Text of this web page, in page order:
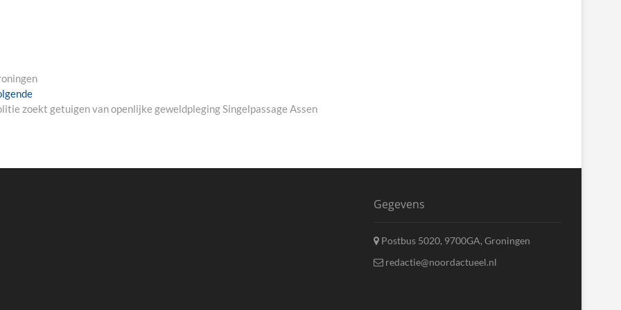
Next
post:
zoekt getuigen van openlijke geweldpleging Singelpassage Assen
Gegevens
Postbus 5020, 9700GA, Groningen
redactie@noordactueel.nl